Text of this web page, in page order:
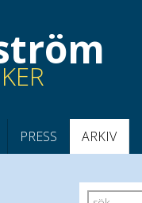
PRESS ARKIV